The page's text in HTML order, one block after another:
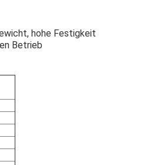
hohe Festigkeit
Betrieb